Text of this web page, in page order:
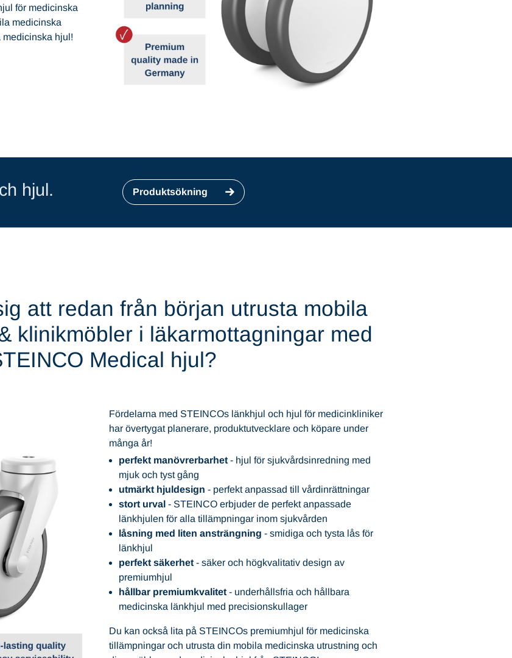
för medicinska
medicinska
medicinska hjul!
hjul. Produktsökning
att redan från början utrusta mobila
klinikmöbler i läkarmottagningar med
Medical hjul?
Fördelarna med STEINCOs länkhjul och hjul för medicinkliniker
har övertygat planerare, produktutvecklare och köpare under
många år!
perfekt manövrerbarhet- hjul för sjukvårdsinredning med
mjuk och tyst gång
utmärkt hjuldesign - perfekt anpassad till vårdinrättningar
stort urval - STEINCO erbjuder de perfekt anpassade
länkhjulen för alla tillämpningar inom sjukvården
låsning med liten ansträngning - smidiga och tysta lås för
länkhjul
perfekt säkerhet- säker och högkvalitativ design av
premiumhjul
hållbar premiumkvalitet- underhållsfria och hållbara
medicinska länkhjul med precisionskullager
Du kan också lita på STEINCOs premiumhjul för medicinska
tillämpningar och utrusta din mobila medicinska utrustning och